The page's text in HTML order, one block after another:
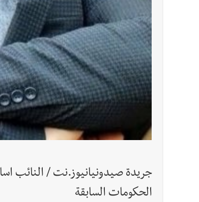
جريدة صيدونيانيوز.نت / النائب
الحكومات السابقة